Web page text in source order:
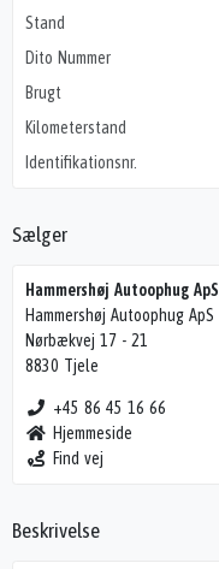
Stand
Dito Nummer
Brugt
Kilometerstand
Identifikationsnr.
Sælger
Hammershøj Autoophug ApS
Hammershøj Autoophug ApS
Nørbækvej 17 - 21
8830 Tjele
+45 86 45 16 66
Hjemmeside
Find vej
Beskrivelse